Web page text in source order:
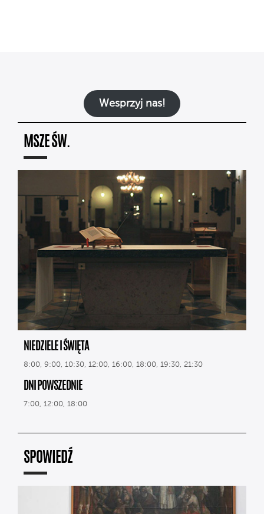
Wesprzyj nas!
MSZE ŚW.
NIEDZIELE I ŚWIĘTA
8:00, 9:00, 10:30, 12:00, 16:00, 18:00, 19:30, 21:30
DNI POWSZEDNIE
7:00, 12:00, 18:00
SPOWIEDŹ